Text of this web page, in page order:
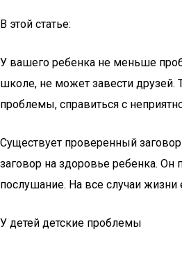
В этой статье:
У вашего ребенка не меньше
школе, не может завести друзей.
проблемы, справиться с
Существует проверенный
заговор на здоровье ребенка.
послушание. На все случаи
У детей детские проблемы